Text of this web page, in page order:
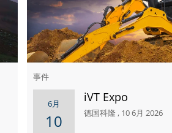
事件
6月
10
iVT Expo
德国科隆 , 10 6月 2026